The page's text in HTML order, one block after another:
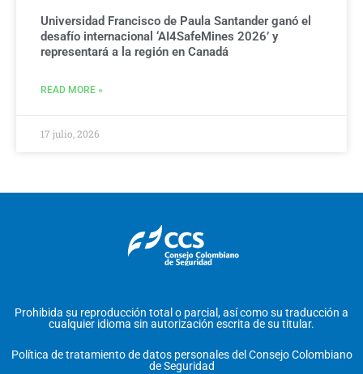
Universidad Francisco de Paula Santander ganó el
desafío internacional ‘AI4SafeMines 2026’ y
representará a la región en Canadá
READ MORE »
17 julio, 2026
Prohibida su reproducción total o parcial, así como su traducción a
cualquier idioma sin autorización escrita de su titular.
Política de tratamiento de datos personales del Consejo Colombiano
de Seguridad